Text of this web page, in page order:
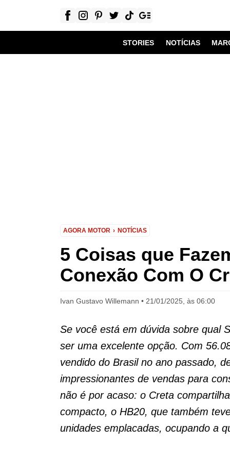
STORIES NOTÍCIAS
AGORA MOTOR NOTÍCIAS
5 Coisas que
Conexão Com O
Ivan Gustavo Willemann 21/01/2025, às 06:00
Se você está em dúvida sobre qual
ser uma excelente opção. Com
vendido do Brasil no ano passado,
impressionantes de vendas para
não é por acaso: o Creta
compacto, o HB20, que também
unidades emplacadas, ocupando a